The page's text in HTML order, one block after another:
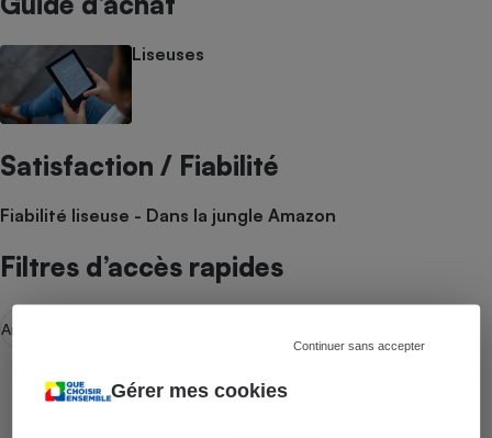
Gérer mes cookies
Continuer sans accepter
Liseuses
Satisfaction / Fiabilité
Fiabilité liseuse - Dans la jungle Amazon
Filtres d’accès rapides
Amazon (Kindle)